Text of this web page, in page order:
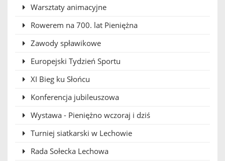
Warsztaty animacyjne
Rowerem na 700. lat Pieniężna
Zawody spławikowe
Europejski Tydzień Sportu
XI Bieg ku Słońcu
Konferencja jubileuszowa
Wystawa - Pieniężno wczoraj i dziś
Turniej siatkarski w Lechowie
Rada Sołecka Lechowa